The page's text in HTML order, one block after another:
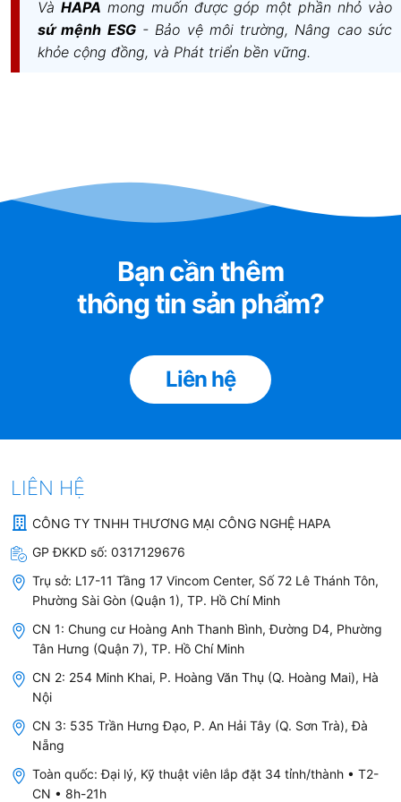
Lõi số 5: Là tổ hợp carbon hoạt tính cao nhằm làm tăng vị ngon của
nước cũng như mang lại chất lượng nước tinh khiết cao hơn.
4. Tiêu chuẩn chất lượng của
RYO Hyundai RP100S
-NƯỚC ĐẦU VÀO: Nước máy (hay còn gọi là nước
thủy cục), đấu nối trực tiếp vào nguồn nước gia
đình.
đá vôi, nước nhiễm phèn hoặc các nguồn nước khác
Và HAPA mong muốn được góp một phần nhỏ vào
sứ mệnh ESG- Bảo vệ môi trường, Nâng cao sức
khỏe cộng đồng, và Phát triển bền vững.
Bạn cần thêm
thông tin sản phẩm?
Liên hệ
LIÊN HỆ
CÔNG TY TNHH THƯƠNG MẠI CÔNG NGHỆ HAPA
GP ĐKKD số: 0317129676
Trụ sở: L17-11 Tầng 17 Vincom Center, Số 72 Lê Thánh Tôn,
Phường Sài Gòn (Quận 1), TP. Hồ Chí Minh
CN 1: Chung cư Hoàng Anh Thanh Bình, Đường D4, Phường
Tân Hưng (Quận 7), TP. Hồ Chí Minh
CN 2: 254 Minh Khai, P. Hoàng Văn Thụ (Q. Hoàng Mai), Hà
Nội
CN 3: 535 Trần Hưng Đạo, P. An Hải Tây (Q. Sơn Trà), Đà
Nẵng
Toàn quốc: Đại lý, Kỹ thuật viên lắp đặt 34 tỉnh/thành • T2-
CN • 8h-21h